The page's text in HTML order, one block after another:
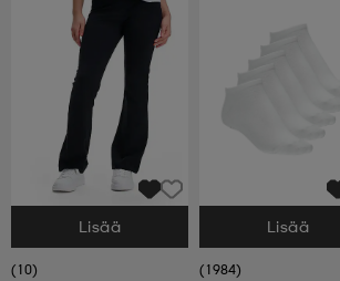
Valitse Koko
Lisää
(10)
Valitse Koko
Lisää
(1984)